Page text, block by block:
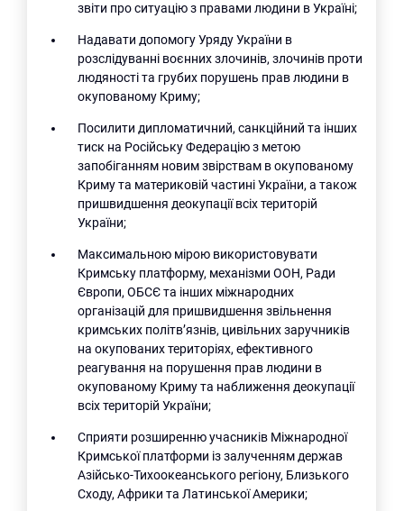
звіти про ситуацію з правами людини в Україні;
Надавати допомогу Уряду України в
розслідуванні воєнних злочинів, злочинів проти
людяності та грубих порушень прав людини в
окупованому Криму;
Посилити дипломатичний, санкційний та інших
тиск на Російську Федерацію з метою
запобіганням новим звірствам в окупованому
Криму та материковій частині України, а також
пришвидшення деокупації всіх територій
України;
Максимальною мірою використовувати
Кримську платформу, механізми ООН, Ради
Європи, ОБСЄ та інших міжнародних
організацій для пришвидшення звільнення
кримських політв’язнів, цивільних заручників
на окупованих територіях, ефективного
реагування на порушення прав людини в
окупованому Криму та наближення деокупації
всіх територій України;
Сприяти розширенню учасників Міжнародної
Кримської платформи із залученням держав
Азійсько-Тихоокеанського регіону, Близького
Сходу, Африки та Латинської Америки;